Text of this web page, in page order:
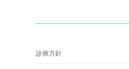
診療方針